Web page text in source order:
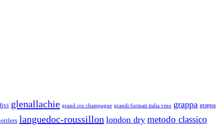
fivi glenallachie grand cru champagne grandi formati italia vino grappa grappa
languedoc-roussillon london dry metodo classico